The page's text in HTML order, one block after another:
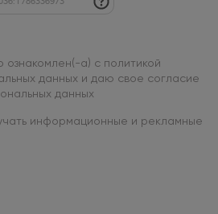
ознакомлен(-а) с политикой
данных и даю свое согласие
данных
информационные и рекламные